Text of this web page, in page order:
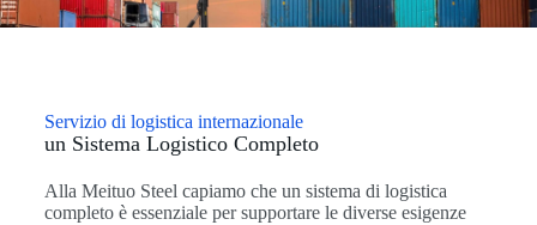
Servizio di logistica internazionale
un Sistema Logistico Completo
Alla Meituo Steel capiamo che un sistema di logistica
completo è essenziale per supportare le diverse esigenze